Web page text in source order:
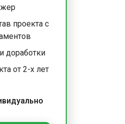
проекта с
доработки
от 2-х лет